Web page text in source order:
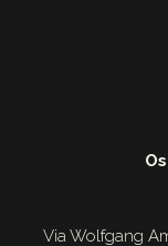
Via Wolfgang